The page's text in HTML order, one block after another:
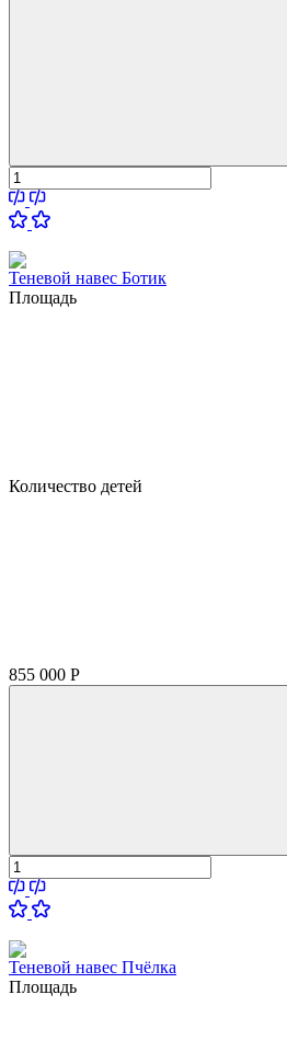
Теневой навес Ботик
Площадь
Количество детей
855 000 Р
Теневой навес Пчёлка
Площадь